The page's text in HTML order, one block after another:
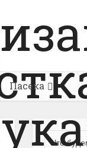
Пасека